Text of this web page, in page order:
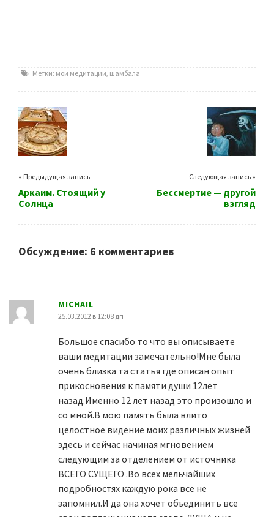
Метки: мои медитации шамбала
« Предыдущая запись
Аркаим. Стоящий у
Солнца
Следующая запись »
Бессмертие — другой
взгляд
Обсуждение: 6 комментариев
MICHAIL
25.03.2012 в 12:08 дп
Большое спасибо то что вы описываете
ваши медитации замечательно!Мне была
очень близка та статья где описан опыт
прикосновения к памяти души 12лет
назад.Именно 12 лет назад это произошло и
со мной.В мою память была влито
целостное видение моих различных жизней
здесь и сейчас начиная мгновением
следующим за отделением от источника
ВСЕГО СУЩЕГО .Во всех мельчайших
подробностях каждую рока все не
запомнил.И да она хочет объединить все